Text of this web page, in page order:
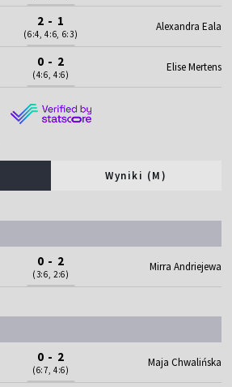
2 - 1
(6:4, 4:6, 6:3)
Alexandra Eala
0 - 2
(4:6, 4:6)
Elise Mertens
Wyniki (M)
0 - 2
(3:6, 2:6)
Mirra Andriejewa
0 - 2
(6:7, 4:6)
Maja Chwalińska